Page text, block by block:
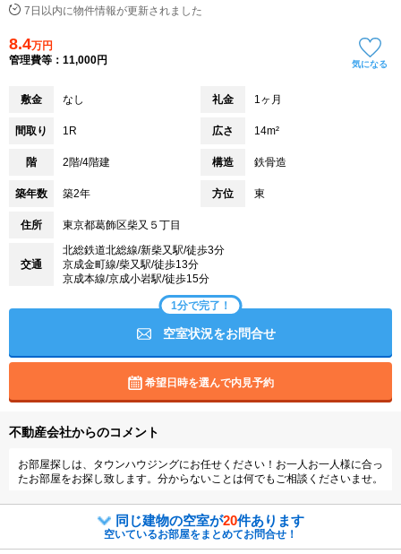
7日以内に物件情報が更新されました
8.4万円
管理費等：11,000円
気になる
敷金 なし 礼金 1ヶ月
間取り 1R 広さ 14m²
階 2階/4階建 構造 鉄骨造
築年数 築2年 方位 東
住所 東京都葛飾区柴又５丁目
交通
北総鉄道北総線/新柴又駅/徒歩3分
京成金町線/柴又駅/徒歩13分
京成本線/京成小岩駅/徒歩15分
1分で完了！
空室状況をお問合せ
希望日時を選んで内見予約
不動産会社からのコメント
お部屋探しは、タウンハウジングにお任せください！お一人お一人様に合っ
たお部屋をお探し致します。分からないことは何でもご相談くださいませ。
同じ建物の空室が20件あります
空いているお部屋をまとめてお問合せ！